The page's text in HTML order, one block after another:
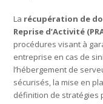
La récupération de
Reprise d’Activité
procédures visant à
entreprise en cas de
l’hébergement de
sécurisés, la mise en
définition de stratégies